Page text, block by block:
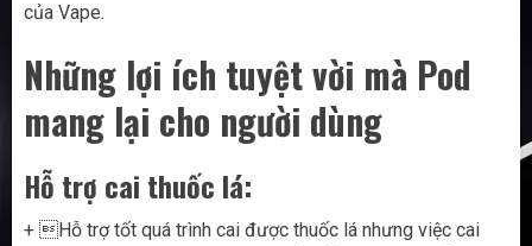
của Vape.
Những lợi ích tuyệt vời mà Pod
mang lại cho người dùng
Hỗ trợ cai thuốc lá:
+ Hỗ trợ tốt quá trình cai được thuốc lá nhưng việc cai